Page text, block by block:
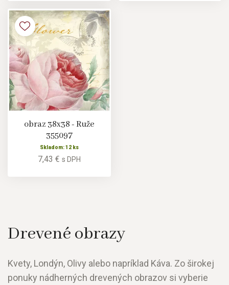
obraz 38x38 - Ruže
355097
Skladom: 12 ks
7,43 € s DPH
Drevené obrazy
Kvety, Londýn, Olivy alebo napríklad Káva. Zo širokej
ponuky nádherných drevených obrazov si vyberie